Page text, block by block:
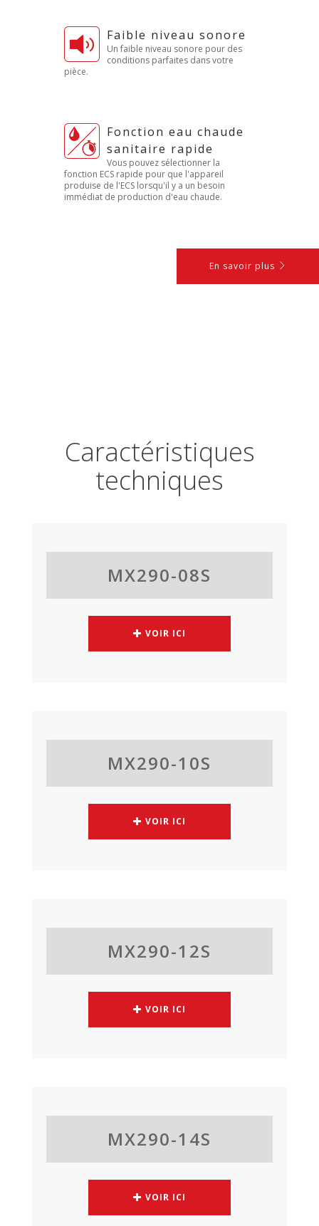
Faible niveau sonore
Un faible niveau sonore pour des
conditions parfaites dans votre
pièce.
Fonction eau chaude
sanitaire rapide
Vous pouvez sélectionner la
fonction ECS rapide pour que l'appareil
produise de l'ECS lorsqu'il y a un besoin
immédiat de production d'eau chaude.
En savoir plus
Caractéristiques
techniques
MX290-08S
VOIR ICI
MX290-10S
VOIR ICI
MX290-12S
VOIR ICI
MX290-14S
VOIR ICI